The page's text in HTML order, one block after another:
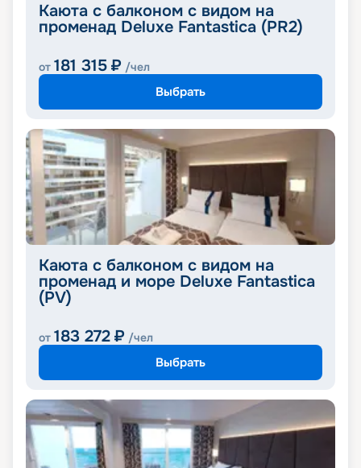
Каюта с балконом с видом на
променад Deluxe Fantastica (PR2)
от 181 315 ₽ /чел
Выбрать
Каюта с балконом с видом на
променад и море Deluxe Fantastica
(PV)
от 183 272 ₽ /чел
Выбрать